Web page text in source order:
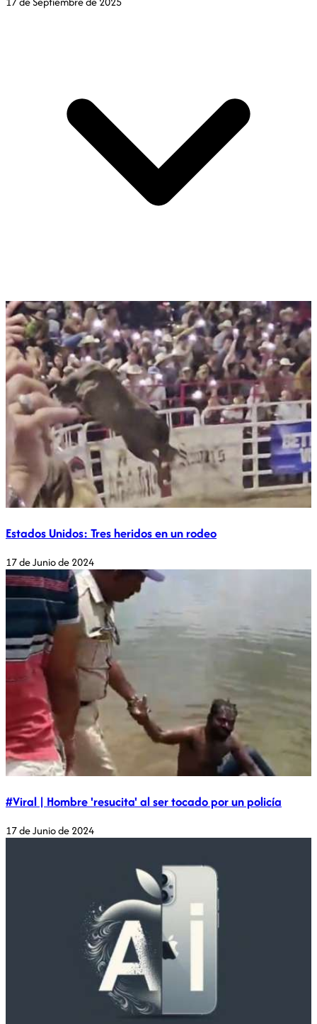
Estados Unidos: Tres heridos en un rodeo
17 de Junio de 2024
#Viral | Hombre 'resucita' al ser tocado por un policía
17 de Junio de 2024